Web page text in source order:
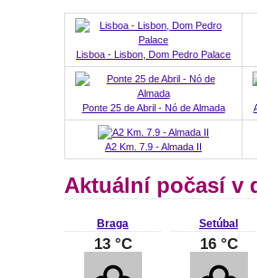
Lisboa - Lisbon, Dom Pedro Palace
Ponte 25 de Abril - Nó de Almada
A2 Km. 7.9 - Almada II
Aktuální počasí v
Braga
13 °C
Setúbal
16 °C